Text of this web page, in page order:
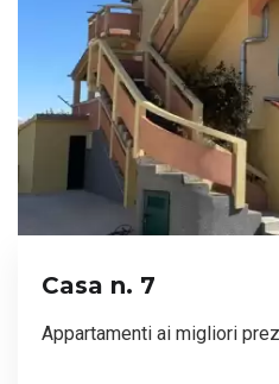
Casa n. 7
Appartamenti ai migliori